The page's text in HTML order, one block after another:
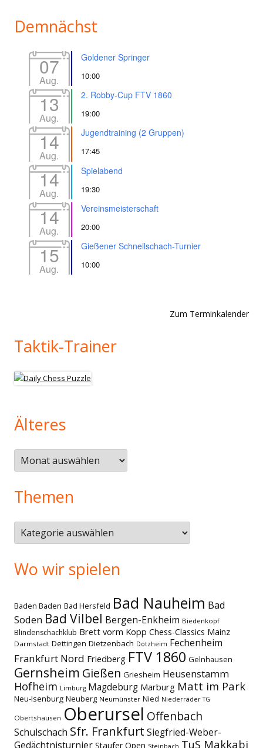
Demnächst
07
Aug.
Goldener Springer
10:00
13
Aug.
2. Robby-Cup FTV 1860
19:00
14
Aug.
Jugendtraining (2 Gruppen)
17:45
14
Aug.
Spielabend
19:30
14
Aug.
Vereinsmeisterschaft
20:00
15
Aug.
Gießener Schnellschach-Turnier
10:00
Zum Terminkalender
Taktik-Trainer
Älteres
Älteres
Themen
Themen
Wo wir spielen
Baden Baden Bad Hersfeld Bad Nauheim Bad
Soden Bad Vilbel Bergen-Enkheim Biedenkopf
Blindenschachklub Brett vorm Kopp Chess-Classics Mainz
Darmstadt Dettingen Dietzenbach Dotzheim Fechenheim
Frankfurt Nord Friedberg FTV 1860 Gelnhausen
Gernsheim Gießen Griesheim Heusenstamm
Hofheim Limburg Magdeburg Marburg Matt im Park
Neu-Isenburg Neuberg Neumünster Nied Niederräder TG
Obertshausen Oberursel Offenbach
Schulschach Sfr. Frankfurt Siegfried-Weber-
Gedächtnisturnier Staufer Open TuS Makkabi